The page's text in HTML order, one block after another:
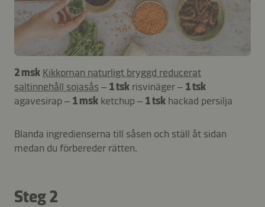
2 msk Kikkoman naturligt bryggd reducerat
saltinnehåll sojasås – 1 tsk risvinäger – 1 tsk
agavesirap – 1 msk ketchup – 1 tsk hackad persilja
Blanda ingredienserna till såsen och ställ åt sidan
medan du förbereder rätten.
Steg 2